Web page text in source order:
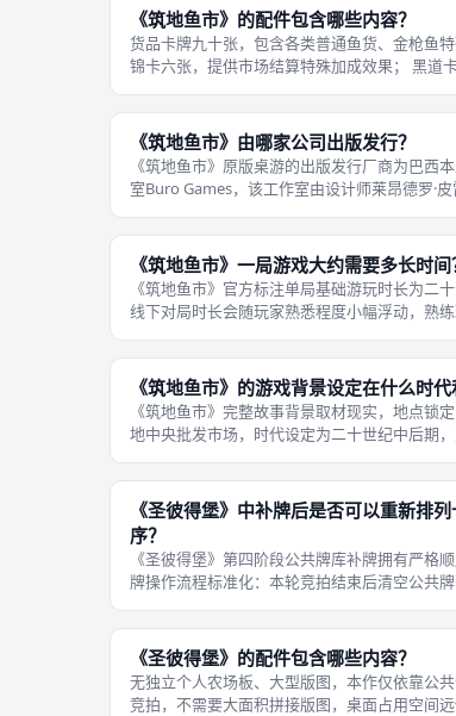
《筑地鱼市》的配件包含哪些内容？
货品卡牌九十张，包含各类普通鱼货、金枪鱼
锦卡六张，提供市场结算特殊加成效果； 黑道
出价； 售价牌十二块，标注货品行情与闹钟特
属钱币五十一个，分为一元
《筑地鱼市》由哪家公司出版发行？
《筑地鱼市》原版桌游的出版发行厂商为巴西
室Buro Games，该工作室由设计师莱昂德罗·皮
包装盒正面清晰印制Buro Games品牌标识。中
版本由台湾玩樂
《筑地鱼市》一局游戏大约需要多长时间
《筑地鱼市》官方标注单局基础游玩时长为二
线下对局时长会随玩家熟悉程度小幅浮动，熟
三十分钟，整体始终属于短时长桌游范畴。游
核心原因是总回合数固定，没有无限
《筑地鱼市》的游戏背景设定在什么时代
《筑地鱼市》完整故事背景取材现实，地点锁
地中央批发市场，时代设定为二十世纪中后期
大餐馆采买商竞价抢鲜货的生活画面。主题氛
大亮点，美术画面全部绘制筑地渔市
《圣彼得堡》中补牌后是否可以重新排
序？
《圣彼得堡》第四阶段公共牌库补牌拥有严格
牌操作流程标准化：本轮竞拍结束后清空公共
填入空位，卡牌抽取顺序、摆放顺序完全由牌
定，补牌完成后所有玩家不得手动调
《圣彼得堡》的配件包含哪些内容？
无独立个人农场板、大型版图，本作仅依靠公
竞拍，不需要大面积拼接版图，桌面占用空间